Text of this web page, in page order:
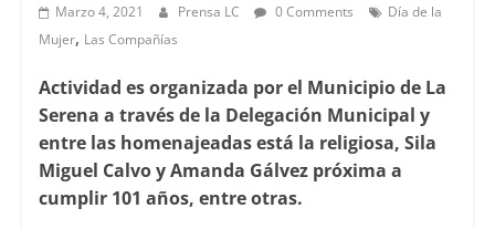
Marzo 4, 2021 Prensa LC 0 Comments
Día de la
Mujer, Las Compañías
Actividad es organizada por el Municipio de La
Serena a través de la Delegación Municipal y
entre las homenajeadas está la religiosa, Sila
Miguel Calvo y Amanda Gálvez próxima a
cumplir 101 años, entre otras.